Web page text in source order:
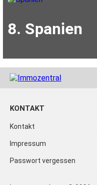
8. Spanien
KONTAKT
Kontakt
Impressum
Passwort vergessen